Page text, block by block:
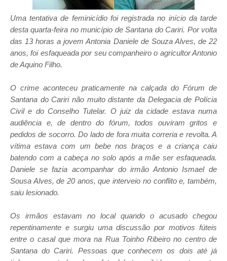
Uma tentativa de feminicídio foi registrada no início da tarde
desta quarta-feira no município de Santana do Cariri. Por volta
das 13 horas a jovem Antonia Daniele de Souza Alves, de 22
anos, foi esfaqueada por seu companheiro o agricultor Antonio
de Aquino Filho.
O crime aconteceu praticamente na calçada do Fórum de
Santana do Cariri não muito distante da Delegacia de Polícia
Civil e do Conselho Tutelar. O juiz da cidade estava numa
audiência e, de dentro do fórum, todos ouviram gritos e
pedidos de socorro. Do lado de fora muita correria e revolta. A
vítima estava com um bebe nos braços e a criança caiu
batendo com a cabeça no solo após a mãe ser esfaqueada.
Daniele se fazia acompanhar do irmão Antonio Ismael de
Sousa Alves, de 20 anos, que interveio no conflito e, também,
saiu lesionado.
Os irmãos estavam no local quando o acusado chegou
repentinamente e surgiu uma discussão por motivos fúteis
entre o casal que mora na Rua Toinho Ribeiro no centro de
Santana do Cariri. Pessoas que conhecem os dois até já